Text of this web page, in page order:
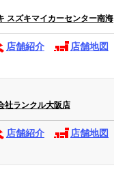
スズキマイカーセンター南海
店舗紹介 店舗地図
社ランクル大阪店
店舗紹介 店舗地図